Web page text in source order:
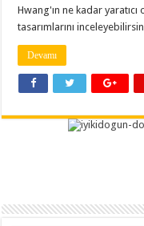
Hwang'ın ne kadar
tasarımlarını
Devamı